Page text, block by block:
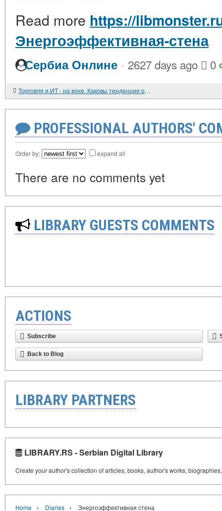
Read more https://
Энергоэффективная-стена
Сербиа Онлине · 2627 days ago 0
Торговля и ИТ - на коне. Каковы тенденции рынка труда - 2019 в регионах
PROFESSIONAL AUTHORS'
Order by: expand all
There are no comments yet
LIBRARY GUESTS COMMENTS
ACTIONS
Subscribe
Back to Blog
LIBRARY PARTNERS
LIBRARY.RS - Serbian Digital Library
Create your author's collection of articles, books, author's works,
Home › Diaries › Энергоэффективная стена